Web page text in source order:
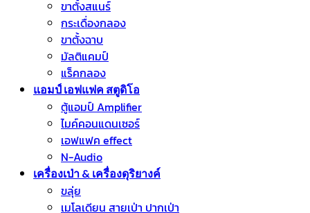
ขาตั้งสแนร์
กระเดื่องกลอง
ขาตั้งฉาบ
มัลติแคมป์
แร็คกลอง
แอมป์ เอฟแฟค สตูดิโอ
ตู้แอมป์ Amplifier
ไมค์คอนแดนเซอร์
เอฟแฟค effect
N-Audio
เครื่องเป่า & เครื่องดุริยางค์
ขลุ่ย
เมโลเดียน สายเป่า ปากเป่า